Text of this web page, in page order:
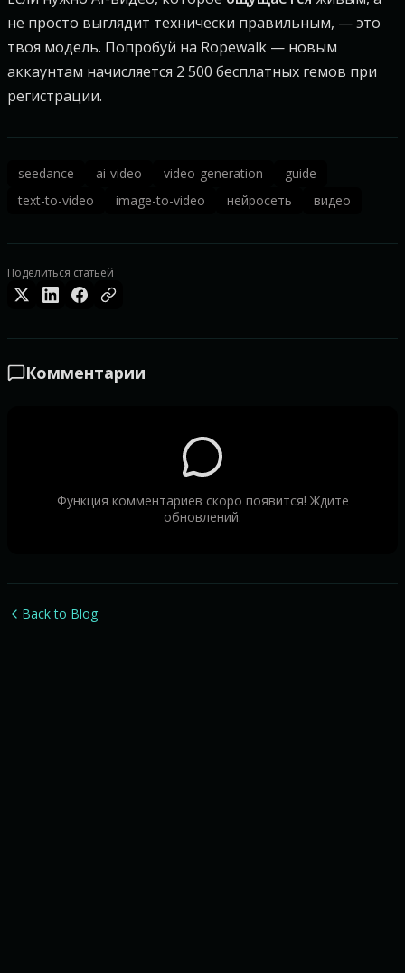
не просто выглядит технически правильным, — это
твоя модель. Попробуй на Ropewalk — новым
аккаунтам начисляется 2 500 бесплатных гемов при
регистрации.
seedance ai-video video-generation
guide
text-to-video
image-to-video нейросеть видео
Поделиться статьей
Комментарии
Функция комментариев скоро появится! Ждите
обновлений.
Back to Blog